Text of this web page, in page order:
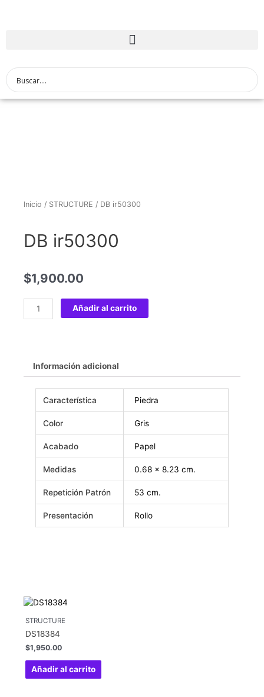
Inicio / STRUCTURE / DB ir50300
DB ir50300
$1,900.00
Añadir al carrito
Información adicional
Característica Piedra
Color Gris
Acabado Papel
Medidas 0.68 x 8.23 cm.
Repetición Patrón 53 cm.
Presentación Rollo
STRUCTURE
DS18384
$1,950.00
Añadir al carrito